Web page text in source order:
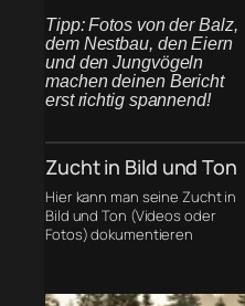
Tipp: Fotos von der Balz,
dem Nestbau, den Eiern
und den Jungvögeln
machen deinen Bericht
erst richtig spannend!
Zucht in Bild und Ton
Hier kann man seine Zucht in
Bild und Ton (Videos oder
Fotos) dokumentieren